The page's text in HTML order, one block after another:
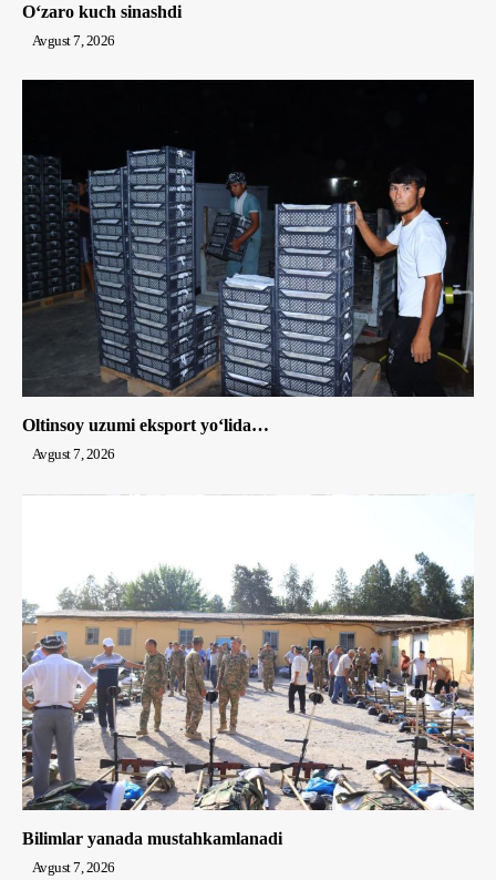
Oʻzaro kuch sinashdi
Avgust 7, 2026
Oltinsoy uzumi eksport yo‘lida…
Avgust 7, 2026
Bilimlar yanada mustahkamlanadi
Avgust 7, 2026